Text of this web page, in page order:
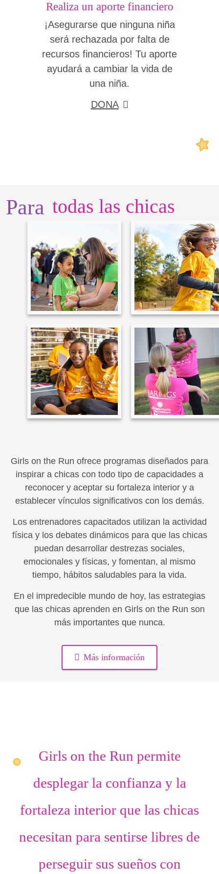
Realiza un aporte financiero
¡Asegurarse que ninguna niña
será rechazada por falta de
recursos financieros! Tu aporte
ayudará a cambiar la vida de
una niña.
DONA
Para todas las chicas
Girls on the Run ofrece programas diseñados para
inspirar a chicas con todo tipo de capacidades a
reconocer y aceptar su fortaleza interior y a
establecer vínculos significativos con los demás.
Los entrenadores capacitados utilizan la actividad
física y los debates dinámicos para que las chicas
puedan desarrollar destrezas sociales,
emocionales y físicas, y fomentan, al mismo
tiempo, hábitos saludables para la vida.
En el impredecible mundo de hoy, las estrategias
que las chicas aprenden en Girls on the Run son
más importantes que nunca.
Más información
Girls on the Run permite
desplegar la confianza y la
fortaleza interior que las chicas
necesitan para sentirse libres de
perseguir sus sueños con